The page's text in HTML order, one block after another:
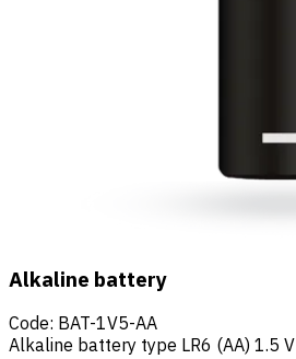
Alkaline battery
Code: BAT-1V5-AA
Alkaline battery type LR6 (AA) 1.5 V